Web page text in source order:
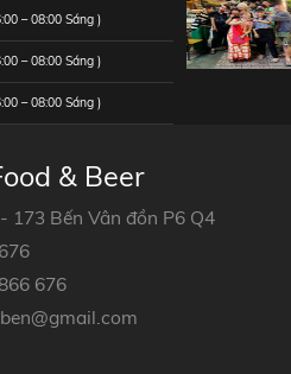
– 08:00 Sáng )
– 08:00 Sáng )
– 08:00 Sáng )
& Beer
173 Bến Vân đồn P6 Q4
676